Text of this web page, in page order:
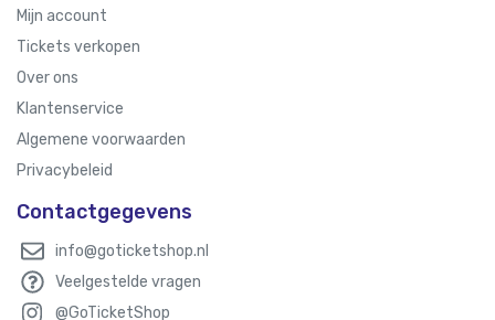
Mijn account
Tickets verkopen
Over ons
Klantenservice
Algemene voorwaarden
Privacybeleid
Contactgegevens
info@goticketshop.nl
Veelgestelde vragen
@GoTicketShop